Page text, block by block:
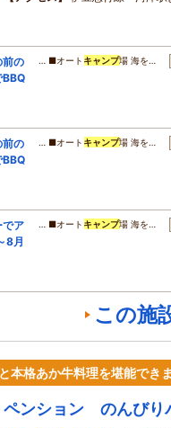
前の
BBQ
… ■オート キャンプ場 海を…
前の
BBQ
… ■オート キャンプ場 海を…
でア
8月
… ■オート キャンプ場 海を…
この施
本格あか牛料理を堪能でき
ペンション のんびり